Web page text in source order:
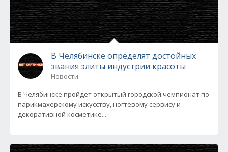
В Челябинске определят достойных
звания элиты индустрии красоты
Новости
В Челябинске пройдет открытый городской чемпионат по
парикмахерскому искусству, ногтевому сервису и
декоративной косметике...